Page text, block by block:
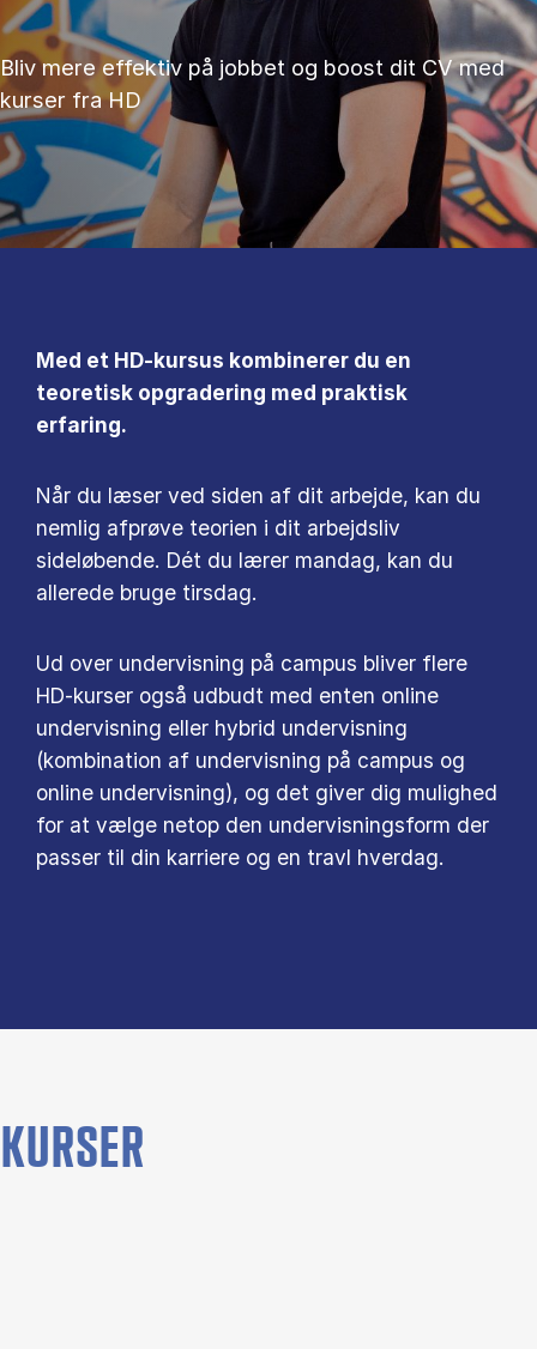
Bliv mere effektiv på jobbet og boost dit CV med
kurser fra HD
Med et HD-kursus kombinerer du en
teoretisk opgradering med praktisk
erfaring.
Når du læser ved siden af dit arbejde, kan du
nemlig afprøve teorien i dit arbejdsliv
sideløbende. Dét du lærer mandag, kan du
allerede bruge tirsdag.
Ud over undervisning på campus bliver flere
HD-kurser også udbudt med enten online
undervisning eller hybrid undervisning
(kombination af undervisning på campus og
online undervisning), og det giver dig mulighed
for at vælge netop den undervisningsform der
passer til din karriere og en travl hverdag.
KURSER